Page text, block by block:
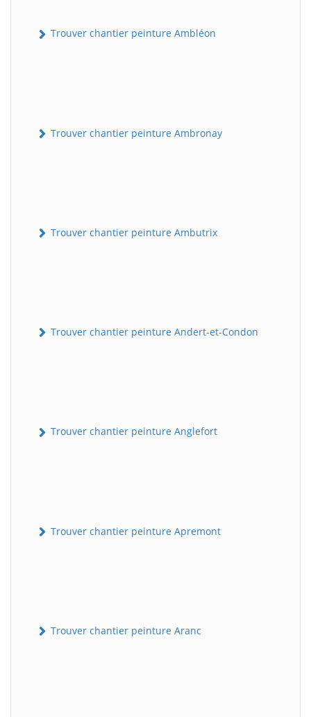
Trouver chantier peinture Ambléon
Trouver chantier peinture Ambronay
Trouver chantier peinture Ambutrix
Trouver chantier peinture Andert-et-Condon
Trouver chantier peinture Anglefort
Trouver chantier peinture Apremont
Trouver chantier peinture Aranc